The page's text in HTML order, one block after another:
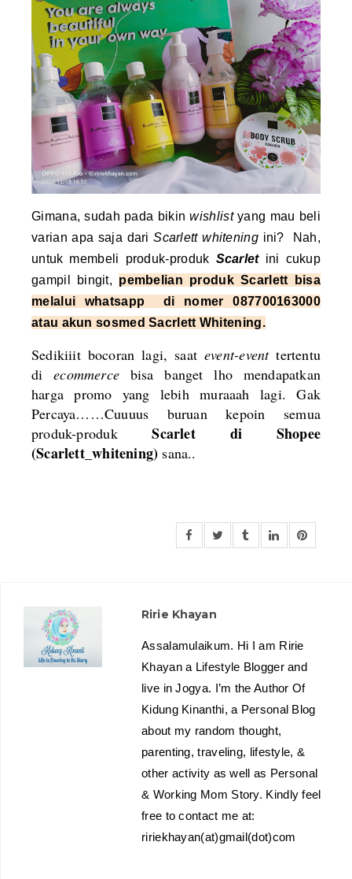
Gimana, sudah pada bikinwishlistyang mau beli
varian apa saja dariScarlett whitening ini? Nah,
untuk membeli produk-produk Scarletini cukup
gampil bingit, pembelian produk Scarlett bisa
melalui whatsapp di nomer 087700163000
atau akun sosmed Sacrlett Whitening.
Sedikiiit bocoran lagi, saatevent-eventtertentu
diecommerce bisa banget lho mendapatkan
harga promo yang lebih muraaah lagi. Gak
Percaya……Cuuuus buruan kepoin semua
produk-produkScarlet di Shopee
(Scarlett_whitening) sana..
Ririe Khayan
Assalamulaikum. Hi I am Ririe
Khayan a Lifestyle Blogger and
live in Jogya. I’m the Author Of
Kidung Kinanthi, a Personal Blog
about my random thought,
parenting, traveling, lifestyle, &
other activity as well as Personal
& Working Mom Story. Kindly feel
free to contact me at:
ririekhayan(at)gmail(dot)com